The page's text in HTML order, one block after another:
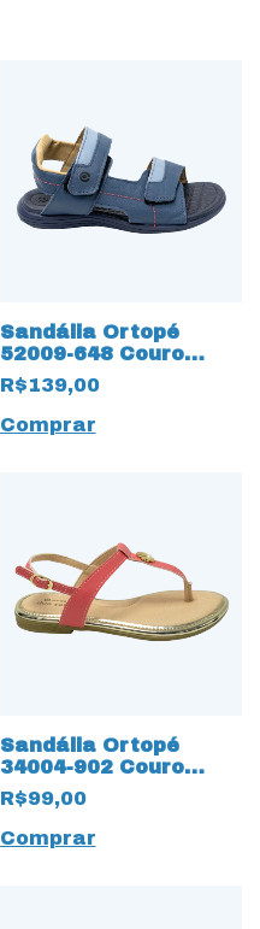
Sandália Ortopé
52009-648 Couro
Natural 12969 com
Duplo Velcro
R$139,00
Comprar
Sandália Ortopé
34004-902 Couro
Natural com palmilha
12959 Duo Soft
R$99,00
Comprar